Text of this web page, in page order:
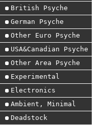
British Psyche
German Psyche
Other Euro Psyche
USA&Canadian Psyche
Other Area Psyche
Experimental
Electronics
Ambient, Minimal
Deadstock